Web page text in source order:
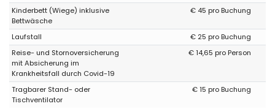
Kinderbett (Wiege) inklusive
Bettwäsche
€ 45 pro Buchung
Laufstall
€ 25 pro Buchung
Reise- und Stornoversicherung
mit Absicherung im
Krankheitsfall durch Covid-19
€ 14,65 pro Person
Tragbarer Stand- oder
Tischventilator
€ 15 pro Buchung